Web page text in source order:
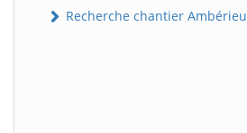
Recherche chantier